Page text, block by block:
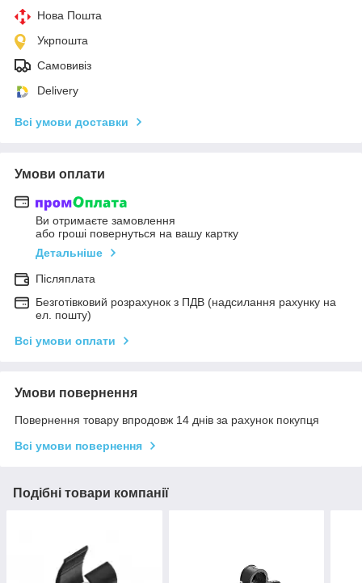
Нова Пошта
Укрпошта
Самовивіз
Delivery
Всі умови доставки
Умови оплати
Ви отримаєте замовлення
або гроші повернуться на вашу картку
Детальніше
Післяплата
Безготівковий розрахунок з ПДВ (надсилання рахунку на
ел. пошту)
Всі умови оплати
Умови повернення
Повернення товару впродовж 14 днів за рахунок покупця
Всі умови повернення
Подібні товари компанії